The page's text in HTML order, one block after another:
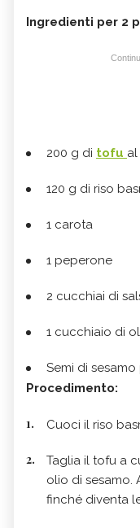
Ingredienti per 2
200 g di tofu
120 g di riso
1 carota
1 peperone
2 cucchiai di
1 cucchiaio di
Semi di
Procedimento:
Cuoci il riso
Taglia il tofu a
olio di sesamo.
finché diventa